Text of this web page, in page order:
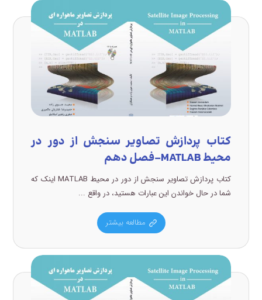
کتاب پردازش تصاویر سنجش از دور در
محیط MATLAB-فصل دهم
کتاب پردازش تصاویر سنجش از دور در محیط MATLAB اینک که
شما در حال خواندن این عبارات هستید، در واقع ...
مطالعه بیشتر